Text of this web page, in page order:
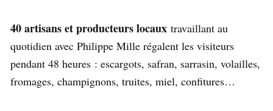
40 artisans et producteurs locaux travaillant au
quotidien avec Philippe Mille régalent les visiteurs
pendant 48 heures : escargots, safran, sarrasin, volailles,
fromages, champignons, truites, miel, confitures…